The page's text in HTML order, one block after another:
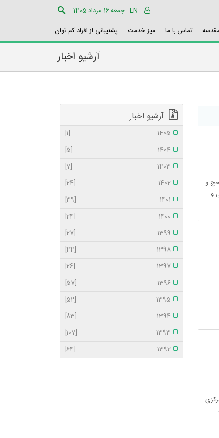
جمعه 16 مرداد 1405 EN
تماس با ما میز خدمت پشتیبانی از افراد کم توان
آرشیو اخبار
حج و
و
آرشیو اخبار
1405
[1]
1404
[5]
1403
[7]
1402
[24]
1401
[39]
1400
[24]
1399
[27]
1398
[44]
1397
[26]
1396
[57]
1395
[52]
1394
[83]
1393
[107]
1392
[64]